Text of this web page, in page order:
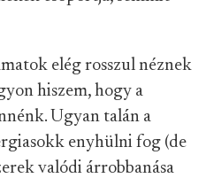
elég rosszul néznek
hiszem, hogy a
Ugyan talán a
enyhülni fog (de
valódi árrobbanása